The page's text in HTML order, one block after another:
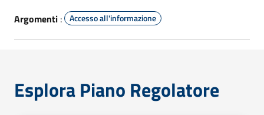
Argomenti : Accesso all'informazione
Esplora Piano Regolatore